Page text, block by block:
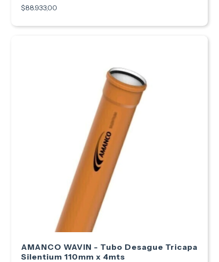
$88.933,00
AMANCO WAVIN - Tubo Desague Tricapa
Silentium 110mm x 4mts